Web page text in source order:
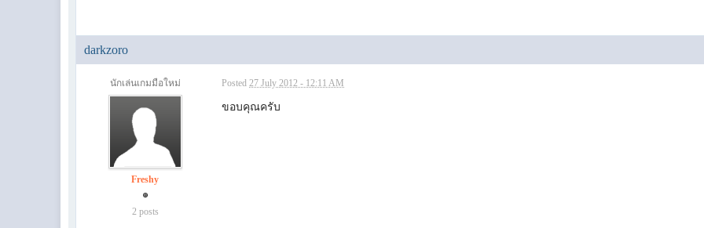
darkzoro
นักเล่นเกมมือใหม่
Freshy
2 posts
Posted27 July 2012 - 12:11 AM
ขอบคุณครับ